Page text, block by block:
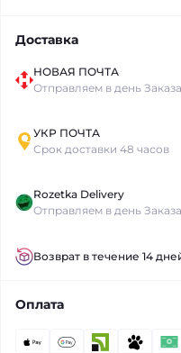
Доставка
НОВАЯ ПОЧТА
Отправляем в день Заказа
УКР ПОЧТА
Срок доставки 48 часов
Rozetka Delivery
Отправляем в день Заказа
Возврат в течение 14
Оплата